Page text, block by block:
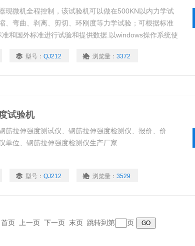
现微机全程控制，该试验机可以做在500KN以内力学试
、弯曲、剥离、剪切、环刚度等力学试验；可根据标准
和国外标准进行试验和提供数据.以windows操作系统使
加.分离.缩放.打印等全电子显示监控主要技术。
型号： QJ212 浏览量： 3372
试验机
筋拉伸强度测试仪、钢筋拉伸强度检测仪、报价、价
单位、钢筋拉伸强度检测仪生产厂家
型号： QJ212 浏览量： 3529
页 上一页 下一页 末页 跳转到第 页